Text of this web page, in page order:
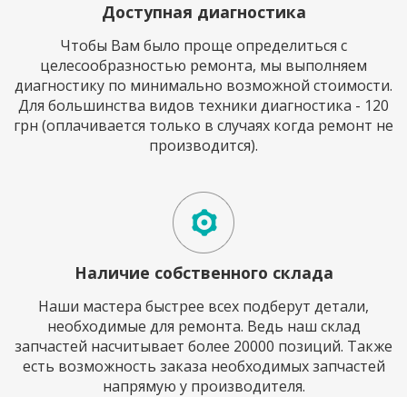
Доступная диагностика
Чтобы Вам было проще определиться с
целесообразностью ремонта, мы выполняем
диагностику по минимально возможной стоимости.
Для большинства видов техники диагностика - 120
грн (оплачивается только в случаях когда ремонт не
производится).
Наличие собственного склада
Наши мастера быстрее всех подберут детали,
необходимые для ремонта. Ведь наш склад
запчастей насчитывает более 20000 позиций. Также
есть возможность заказа необходимых запчастей
напрямую у производителя.